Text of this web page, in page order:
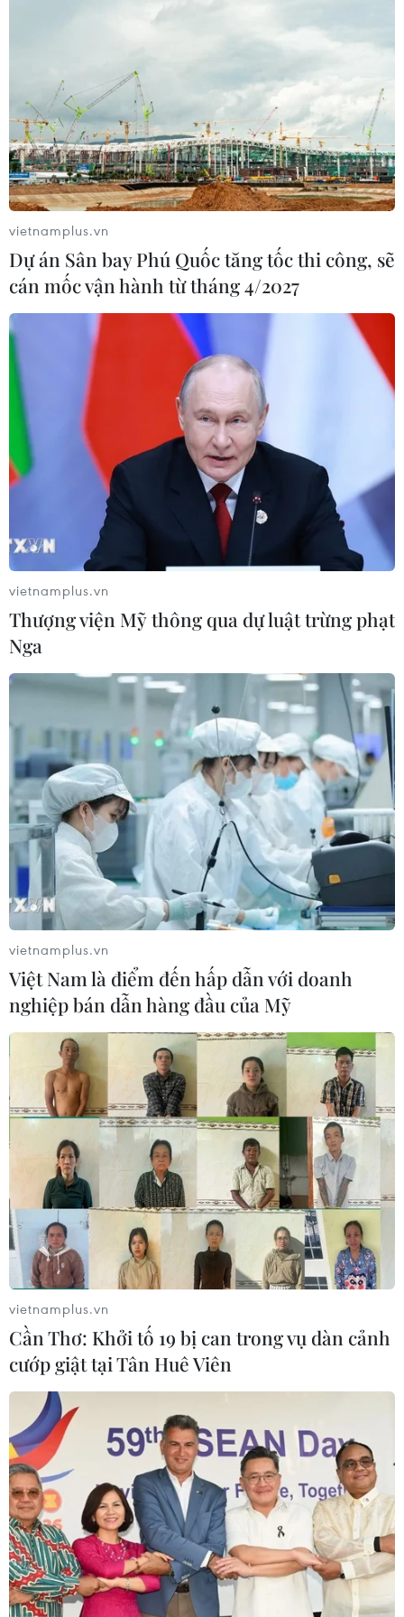
TIN CÙNG CHUYÊN MỤC
EU triển khai mạng vệ tinh riêng,
củng cố chủ quyền số
08/08/2026 04:15
Trung Quốc: E-Town Bắc Kinh
hướng tới trở thành trung tâm AI
toàn cầu năm 2030
08/08/2026 02:11
Việt Nam vượt xa mức trung bình
toàn cầu về ứng dụng AI trong công
vietnamplus.vn
Dự án Sân bay Phú Quốc tăng tốc thi công, sẽ
cán mốc vận hành từ tháng 4/2027
vietnamplus.vn
Thượng viện Mỹ thông qua dự luật trừng phạt
Nga
vietnamplus.vn
Việt Nam là điểm đến hấp dẫn với doanh
nghiệp bán dẫn hàng đầu của Mỹ
vietnamplus.vn
Cần Thơ: Khởi tố 19 bị can trong vụ dàn cảnh
cướp giật tại Tân Huê Viên